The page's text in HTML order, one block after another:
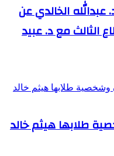
الخالدي عن
الثالث مع د. عبيد
طلابها هيثم خالد